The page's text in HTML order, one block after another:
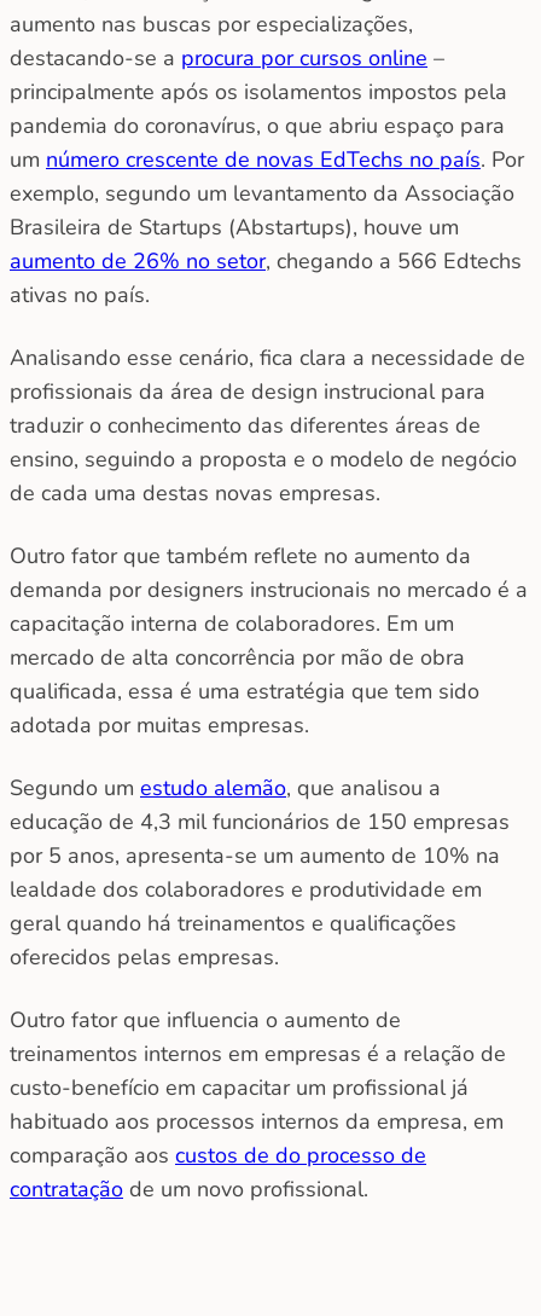
aumento nas buscas por especializações,
destacando-se a procura por cursos online –
principalmente após os isolamentos impostos pela
pandemia do coronavírus, o que abriu espaço para
um número crescente de novas EdTechs no país. Por
exemplo, segundo um levantamento da Associação
Brasileira de Startups (Abstartups), houve um
aumento de 26% no setor, chegando a 566 Edtechs
ativas no país.
Analisando esse cenário, fica clara a necessidade de
profissionais da área de design instrucional para
traduzir o conhecimento das diferentes áreas de
ensino, seguindo a proposta e o modelo de negócio
de cada uma destas novas empresas.
Outro fator que também reflete no aumento da
demanda por designers instrucionais no mercado é a
capacitação interna de colaboradores. Em um
mercado de alta concorrência por mão de obra
qualificada, essa é uma estratégia que tem sido
adotada por muitas empresas.
Segundo um estudo alemão, que analisou a
educação de 4,3 mil funcionários de 150 empresas
por 5 anos, apresenta-se um aumento de 10% na
lealdade dos colaboradores e produtividade em
geral quando há treinamentos e qualificações
oferecidos pelas empresas.
Outro fator que influencia o aumento de
treinamentos internos em empresas é a relação de
custo-benefício em capacitar um profissional já
habituado aos processos internos da empresa, em
comparação aos custos de do processo de
contratação de um novo profissional.